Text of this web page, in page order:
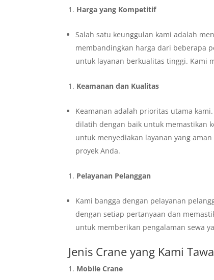
Harga yang Kompetitif
Salah satu keunggulan kami adalah
membandingkan harga dari beberapa
untuk layanan berkualitas tinggi. Kami
Keamanan dan Kualitas
Keamanan adalah prioritas utama
dilatih dengan baik untuk memastikan
untuk menyediakan layanan yang
proyek Anda.
Pelayanan Pelanggan
Kami bangga dengan pelayanan
dengan setiap pertanyaan dan
untuk memberikan pengalaman sewa
Jenis Crane yang Kami
Mobile Crane